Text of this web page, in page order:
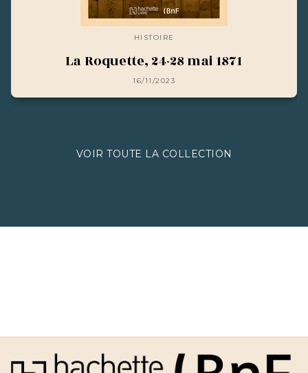
HISTOIRE
La Roquette, 24-28 mai 1871
16/11/2023
VOIR TOUTE LA COLLECTION